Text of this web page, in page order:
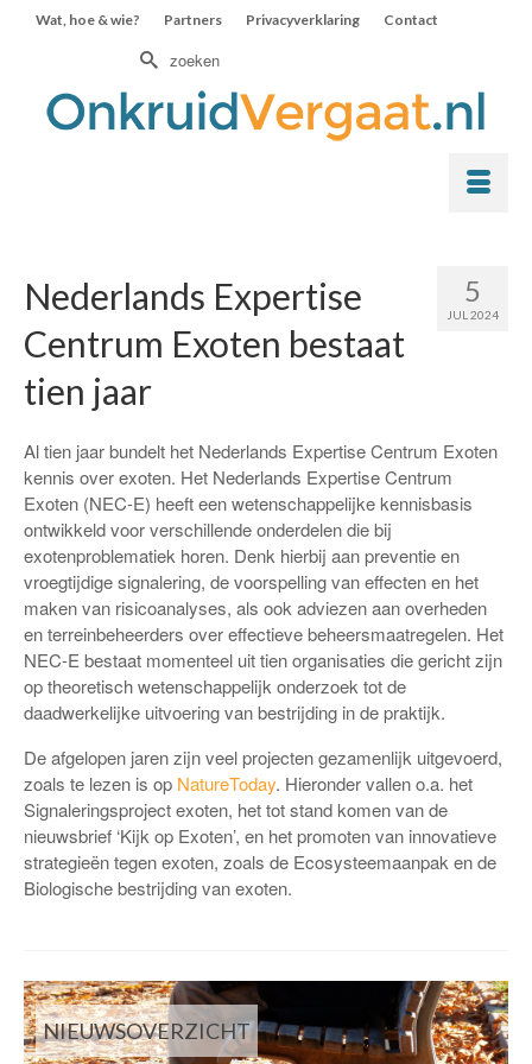
Wat, hoe & wie? Partners Privacyverklaring Contact
Zoek
5
JUL 2024
Nederlands Expertise
Centrum Exoten bestaat
tien jaar
Al tien jaar bundelt het Nederlands Expertise Centrum Exoten
kennis over exoten. Het Nederlands Expertise Centrum
Exoten (NEC-E) heeft een wetenschappelijke kennisbasis
ontwikkeld voor verschillende onderdelen die bij
exotenproblematiek horen. Denk hierbij aan preventie en
vroegtijdige signalering, de voorspelling van effecten en het
maken van risicoanalyses, als ook adviezen aan overheden
en terreinbeheerders over effectieve beheersmaatregelen. Het
NEC-E bestaat momenteel uit tien organisaties die gericht zijn
op theoretisch wetenschappelijk onderzoek tot de
daadwerkelijke uitvoering van bestrijding in de praktijk.
De afgelopen jaren zijn veel projecten gezamenlijk uitgevoerd,
zoals te lezen is op NatureToday. Hieronder vallen o.a. het
Signaleringsproject exoten, het tot stand komen van de
nieuwsbrief ‘Kijk op Exoten’, en het promoten van innovatieve
strategieën tegen exoten, zoals de Ecosysteemaanpak en de
Biologische bestrijding van exoten.
NIEUWSOVERZICHT